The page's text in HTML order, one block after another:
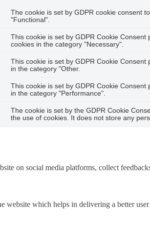
The cookie is set by GDPR cookie consent
"Functional".
This cookie is set by GDPR Cookie
cookies in the category "Necessary".
This cookie is set by GDPR Cookie
in the category "Other.
This cookie is set by GDPR Cookie
in the category "Performance".
The cookie is set by the GDPR Cookie
the use of cookies. It does not store any
on social media platforms, collect
website which helps in delivering a better